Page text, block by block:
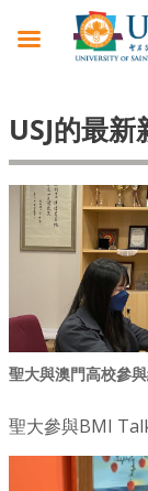
USJ的最
聖大與澳門高校參
聖大參與BMI